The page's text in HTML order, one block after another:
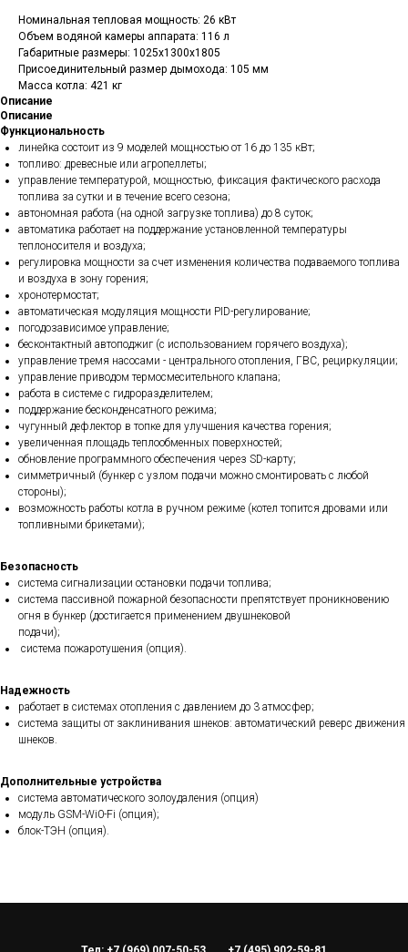
Номинальная тепловая мощность: 26 кВт
Объем водяной камеры аппарата: 116 л
Габаритные размеры: 1025x1300x1805
Присоединительный размер дымохода: 105 мм
Масса котла: 421 кг
Описание
Описание
Функциональность
линейка состоит из 9 моделей мощностью от 16 до 135 кВт;
топливо: древесные или агропеллеты;
управление температурой, мощностью, фиксация фактического расхода
топлива за сутки и в течение всего сезона;
автономная работа (на одной загрузке топлива) до 8 суток;
автоматика работает на поддержание установленной температуры
теплоносителя и воздуха;
регулировка мощности за счет изменения количества подаваемого топлива
и воздуха в зону горения;
хронотермостат;
автоматическая модуляция мощности PID-регулирование;
погодозависимое управление;
бесконтактный автоподжиг (с использованием горячего воздуха);
управление тремя насосами - центрального отопления, ГВС, рециркуляции;
управление приводом термосмесительного клапана;
работа в системе с гидроразделителем;
поддержание бесконденсатного режима;
чугунный дефлектор в топке для улучшения качества горения;
увеличенная площадь теплообменных поверхностей;
обновление программного обеспечения через SD-карту;
симметричный (бункер с узлом подачи можно смонтировать с любой
стороны);
возможность работы котла в ручном режиме (котел топится дровами или
топливными брикетами);
Безопасность
система сигнализации остановки подачи топлива;
система пассивной пожарной безопасности препятствует проникновению
огня в бункер (достигается применением двушнековой
подачи);
система пожаротушения (опция).
Надежность
работает в системах отопления с давлением до 3 атмосфер;
система защиты от заклинивания шнеков: автоматический реверс движения
шнеков.
Дополнительные устройства
система автоматического золоудаления (опция)
модуль GSM-Wi0-Fi (опция);
блок-ТЭН (опция).